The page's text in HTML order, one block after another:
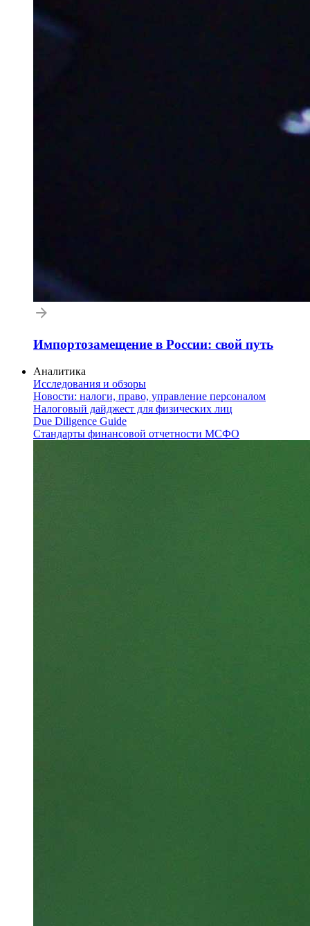
Импортозамещение в России: свой путь
Аналитика
Исследования и обзоры
Новости: налоги, право, управление персоналом
Налоговый дайджест для физических лиц
Due Diligence Guide
Стандарты финансовой отчетности МСФО